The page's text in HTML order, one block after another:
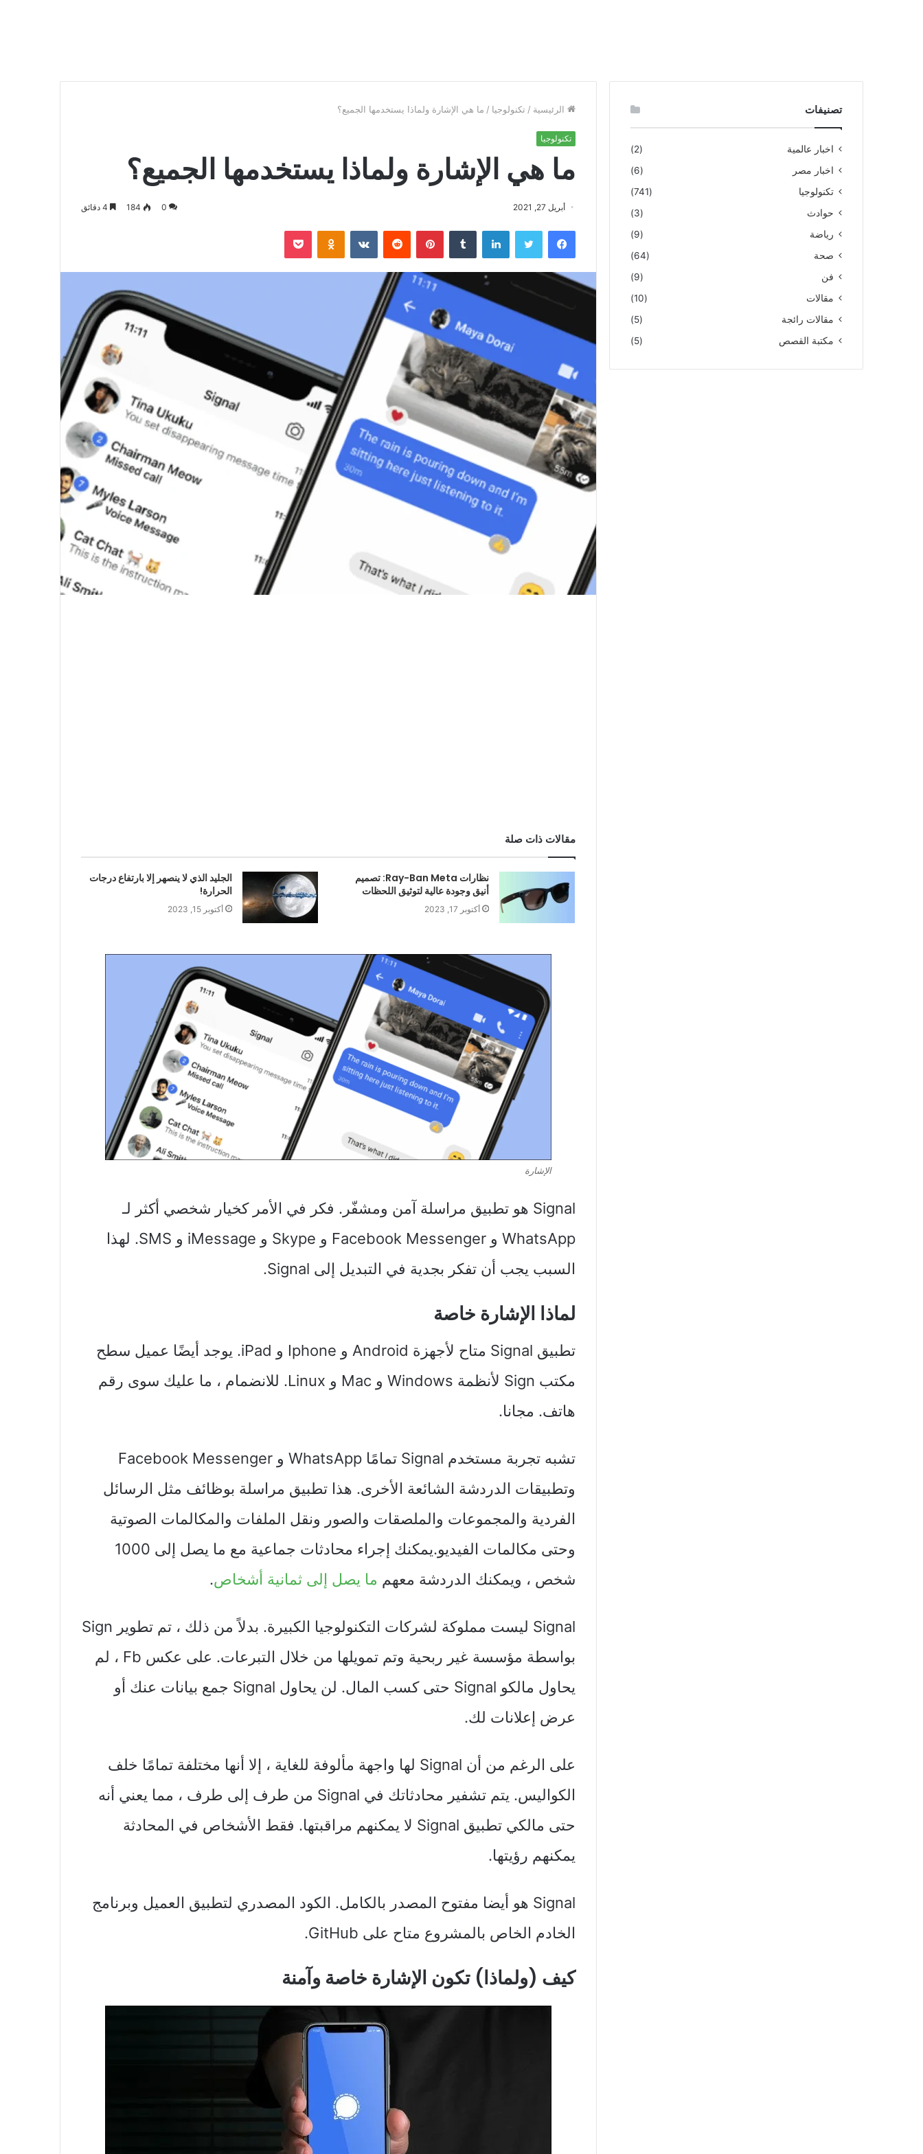
الرئيسية / تكنولوجيا / ما هي الإشارة ولماذا يستخدمها الجميع؟
تكنولوجيا
ما هي الإشارة ولماذا يستخدمها الجميع؟
أبريل 27, 2021 0
184
فيسبوك لينكدإن بينتيريست
مقالات ذات صلة
نظارات Ray-Ban Meta: تصميم
أنيق وجودة عالية لتوثيق اللحظات
أكتوبر 17, 2023
الجليد الذي لا ينصهر إلا بارتفاع درجات
الحرارة!
أكتوبر 15, 2023
الإشارة
Signal هو تطبيق مراسلة آمن ومشفّر. فكر في الأمر كخيار شخصي أكثر لـ
WhatsApp و Facebook Messenger و Skype و iMessage و SMS. لهذا
السبب يجب أن تفكر بجدية في التبديل إلى Signal.
لماذا الإشارة خاصة
تطبيق Signal متاح لأجهزة Android و Iphone و iPad. يوجد أيضًا عميل سطح
مكتب Sign لأنظمة Windows و Mac و Linux. للانضمام ، ما عليك سوى رقم
هاتف. مجانا.
تشبه تجربة مستخدم Signal تمامًا WhatsApp و Facebook Messenger
وتطبيقات الدردشة الشائعة الأخرى. هذا تطبيق مراسلة بوظائف مثل الرسائل
الفردية والمجموعات والملصقات والصور ونقل الملفات والمكالمات الصوتية
وحتى مكالمات الفيديو.يمكنك إجراء محادثات جماعية مع ما يصل إلى 1000
شخص ، ويمكنك الدردشة معهم ما يصل إلى ثمانية أشخاص.
Signal ليست مملوكة لشركات التكنولوجيا الكبيرة. بدلاً من ذلك ، تم تطوير Sign
بواسطة مؤسسة غير ربحية وتم تمويلها من خلال التبرعات. على عكس Fb ، لم
يحاول مالكو Signal حتى كسب المال. لن يحاول Signal جمع بيانات عنك أو
عرض إعلانات لك.
على الرغم من أن Signal لها واجهة مألوفة للغاية ، إلا أنها مختلفة تمامًا خلف
الكواليس. يتم تشفير محادثاتك في Signal من طرف إلى طرف ، مما يعني أنه
حتى مالكي تطبيق Signal لا يمكنهم مراقبتها. فقط الأشخاص في المحادثة
يمكنهم رؤيتها.
Signal هو أيضا مفتوح المصدر بالكامل. الكود المصدري لتطبيق العميل وبرنامج
الخادم الخاص بالمشروع متاح على GitHub.
كيف (ولماذا) تكون الإشارة خاصة وآمنة
تصنيفات
اخبار عالمية
(2)
اخبار مصر
(6)
تكنولوجيا
(741)
حوادث
(3)
رياضة
(9)
صحة
(64)
فن
(9)
مقالات
(10)
مقالات رائجة
(5)
مكتبة القصص
(5)